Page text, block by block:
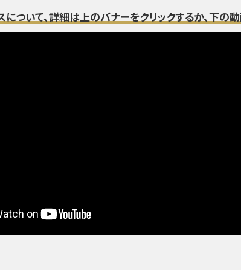
ついて、詳細は上のバナーをクリックするか、下の